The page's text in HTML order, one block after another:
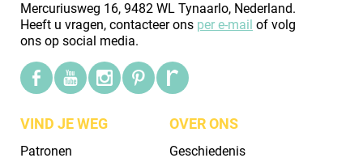
Mercuriusweg 16, 9482 WL Tynaarlo, Nederland.
Heeft u vragen, contacteer ons per e-mail of volg
ons op social media.
VIND JE WEG
Patronen
OVER ONS
Geschiedenis